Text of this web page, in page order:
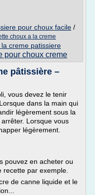
pour choux facile /
choux a la creme
creme patissiere
pour choux creme
pâtissière –
vous devez le tenir
dans la main qui
légèrement sous la
Lorsque vous
légèrement.
pouvez en acheter ou
par exemple.
de canne liquide et le